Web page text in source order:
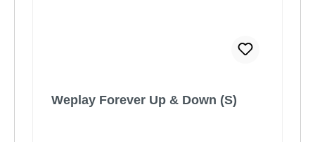
Weplay Forever Up & Down (S)